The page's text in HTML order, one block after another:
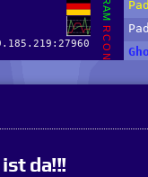
da!!!